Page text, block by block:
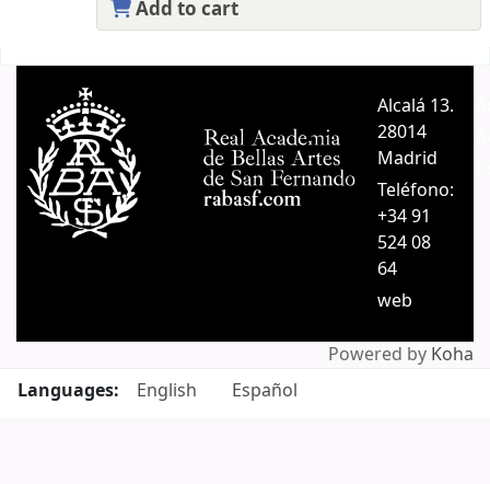
Add to cart
Alcalá 13.
28014
Madrid
Teléfono:
+34 91
524 08
64
web
Powered by Koha
Languages:
English Español